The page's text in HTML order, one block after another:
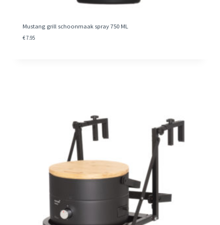
Mustang grill schoonmaak spray 750 ML
€7.95